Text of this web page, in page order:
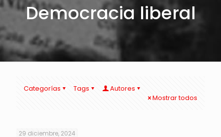
Democracia liberal
Categorías Tags
Autores
Mostrar todos
29 diciembre, 2024